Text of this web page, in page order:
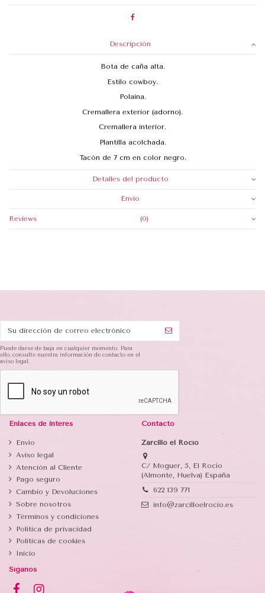
Descripción
Bota de caña alta.
Estilo cowboy.
Polaina.
Cremallera exterior (adorno).
Cremallera interior.
Plantilla acolchada.
Tacón de 7 cm en color negro.
Detalles del producto
Envio
Reviews (0)
Puede darse de baja en cualquier momento. Para
ello, consulte nuestra información de contacto en el
aviso legal.
Enlaces de interés
Envío
Aviso legal
Atención al Cliente
Pago seguro
Cambio y Devoluciones
Sobre nosotros
Términos y condiciones
Política de privacidad
Politicas de cookies
Inicio
Contacto
Zarcillo el Rocío
C/ Moguer, 5, El Rocío
(Almonte, Huelva) España
622 139 771
info@zarcilloelrocio.es
Síganos